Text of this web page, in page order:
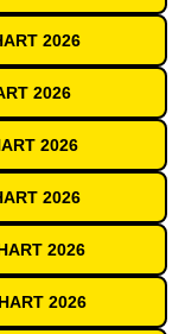
2026
2026
2026
2026
2026
2026